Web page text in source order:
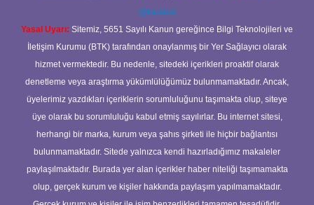
@karabul
Yasal Uyarı: Sitemiz, 5651 Sayılı Kanun gereğince Bilgi Teknolojileri ve
İletişim Kurumu (BTK) tarafından onaylanmış bir Yer Sağlayıcı olarak
hizmet vermektedir. Bu nedenle, sitedeki içerikleri proaktif olarak
denetleme veya araştırma yükümlülüğümüz bulunmamaktadır. Ancak,
üyelerimiz yazdıkları içeriklerin sorumluluğunu taşımakta olup, siteye
üye olarak bu sorumluluğu kabul etmiş sayılırlar. Bu internet sitesi,
herhangi bir marka, kurum veya şahıs şirketi ile hiçbir bağlantısı
bulunmamaktadır. Sitede yalnızca kendi hazırladığımız makaleler
paylaşılmaktadır. Burada yer alan içerikler haber niteliği taşımamakta
olup, gerçek kurum ve kişiler hakkında paylaşım yapılmamaktadır.